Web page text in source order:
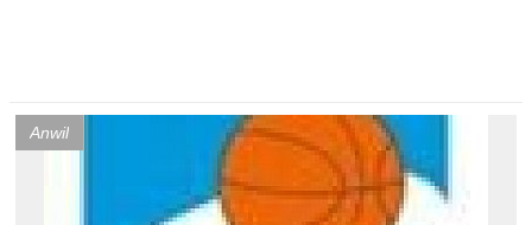
Anwil